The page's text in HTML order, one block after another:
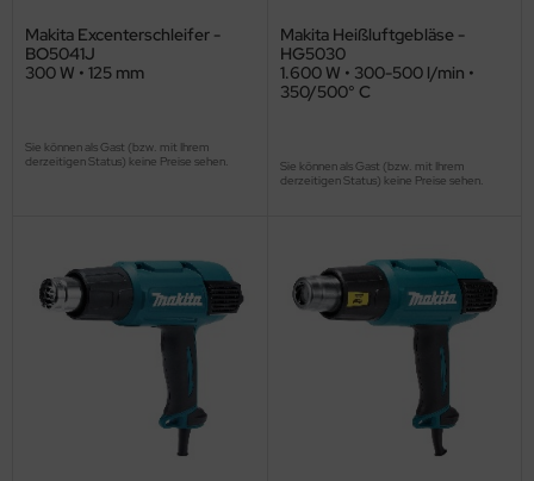
Makita Excenterschleifer -
BO5041J
300 W • 125 mm
Sie können als Gast (bzw. mit Ihrem
derzeitigen Status) keine Preise sehen.
Makita Heißluftgebläse -
HG5030
1.600 W • 300-500 l/min •
350/500° C
Sie können als Gast (bzw. mit Ihrem
derzeitigen Status) keine Preise sehen.